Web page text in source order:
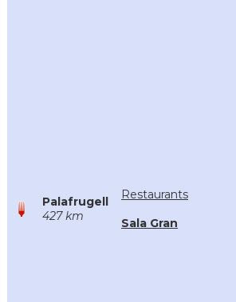
Palafrugell
427 km
Restaurants
Sala Gran